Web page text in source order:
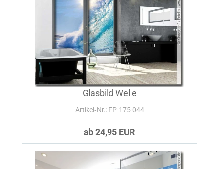
Glasbild Welle
Artikel‑Nr.: FP-175-044
ab 24,95 EUR